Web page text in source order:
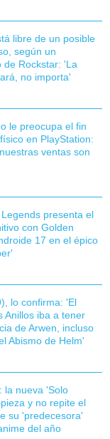
libre de un posible
según un
de Rockstar: 'La
no importa'
le preocupa el fin
en PlayStation:
ventas son
presenta el
con Golden
17 en el épico
lo confirma: 'El
Anillos iba a tener
de Arwen, incluso
Abismo de Helm'
la nueva 'Solo
y no repite el
su 'predecesora'
del año